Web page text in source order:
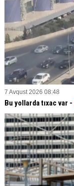
7 Avqust 2026 08:48
Bu yollarda tıxac var -